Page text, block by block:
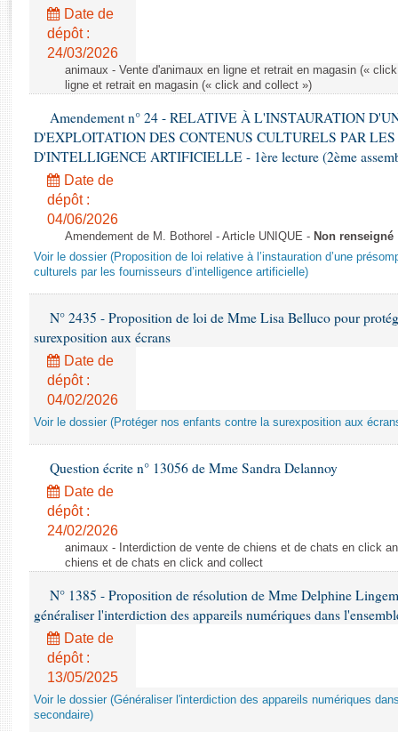
Rapports législatifs
Rapports sur l'application des lois
Baromètre de l’application des lois
Dossiers législatifs
Budget et sécurité sociale
Questions écrites et orales
Comptes rendus des débats
Date de
dépôt :
24/03/2026
animaux - Vente d'animaux en ligne et retrait en magasin («
ligne et retrait en magasin (« click and collect »)
Amendement n° 24 - RELATIVE À L'INSTAURATION
D'EXPLOITATION DES CONTENUS CULTURELS PAR LES
D'INTELLIGENCE ARTIFICIELLE - 1ère lecture (2ème
Date de
dépôt :
04/06/2026
Amendement de M. Bothorel - Article UNIQUE - Non renseigné
Voir le dossier (Proposition de loi relative à l’instauration d’une
culturels par les fournisseurs d’intelligence artificielle)
N° 2435 - Proposition de loi de Mme Lisa Belluco pour
surexposition aux écrans
Date de
dépôt :
04/02/2026
Voir le dossier (Protéger nos enfants contre la surexposition aux
Question écrite n° 13056 de Mme Sandra Delannoy
Date de
dépôt :
24/02/2026
animaux - Interdiction de vente de chiens et de chats en click
chiens et de chats en click and collect
N° 1385 - Proposition de résolution de Mme Delphine
généraliser l'interdiction des appareils numériques dans
Date de
dépôt :
13/05/2025
Voir le dossier (Généraliser l'interdiction des appareils numériques
secondaire)